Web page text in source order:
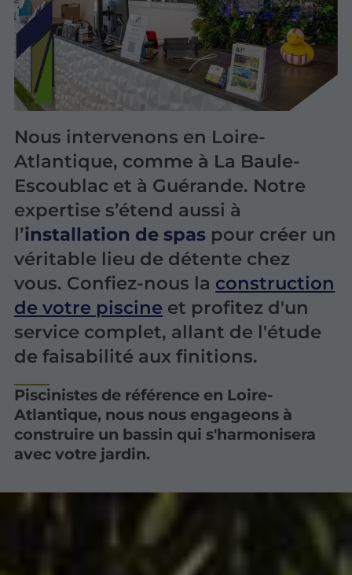
Nous intervenons en Loire-
Atlantique, comme à La Baule-
Escoublac et à Guérande. Notre
expertise s’étend aussi à
l’installation de spas pour créer un
véritable lieu de détente chez
vous. Confiez-nous la construction
de votre piscine et profitez d'un
service complet, allant de l'étude
de faisabilité aux finitions.
Piscinistes de référence en Loire-
Atlantique, nous nous engageons à
construire un bassin qui s'harmonisera
avec votre jardin.